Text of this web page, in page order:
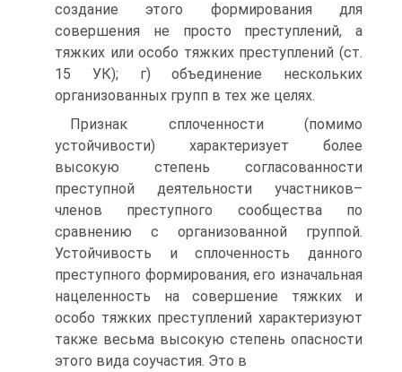
создание этого формирования для
совершения не просто преступлений, а
тяжких или особо тяжких преступлений (ст.
15 УК); г) объединение нескольких
организованных групп в тех же целях.
Признак сплоченности (помимо
устойчивости) характеризует более
высокую степень согласованности
преступной деятельности участников–
членов преступного сообщества по
сравнению с организованной группой.
Устойчивость и сплоченность данного
преступного формирования, его изначальная
нацеленность на совершение тяжких и
особо тяжких преступлений характеризуют
также весьма высокую степень опасности
этого вида соучастия. Это в